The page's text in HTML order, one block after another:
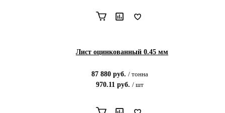
Лист оцинкованный 0.45 мм
87 880руб. / тонна
970.11руб. / шт